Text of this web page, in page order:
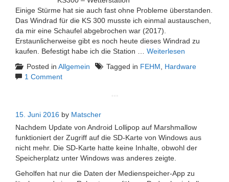
Einige Stürme hat sie auch fast ohne Probleme überstanden.
Das Windrad für die KS 300 musste ich einmal austauschen,
da mir eine Schaufel abgebrochen war (2017).
Erstaunlicherweise gibt es noch heute dieses Windrad zu
kaufen. Befestigt habe ich die Station … Weiterlesen
Posted in Allgemein Tagged in FEHM, Hardware
1 Comment
15. Juni 2016 by Matscher
Nachdem Update von Android Lollipop auf Marshmallow
funktioniert der Zugriff auf die SD-Karte von Windows aus
nicht mehr. Die SD-Karte hatte keine Inhalte, obwohl der
Speicherplatz unter Windows was anderes zeigte.
Geholfen hat nur die Daten der Medienspeicher-App zu